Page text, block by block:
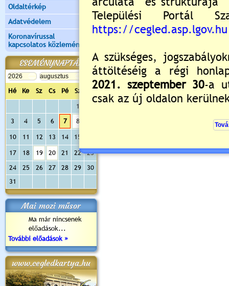
Oldaltérkép
Adatvédelem
Koronavírussal
kapcsolatos közlemények
ESEMÉNYNAPTÁR
Hé Ke Sz Cs Pé Sz
Va
1
3
4 5 6 7 8
10 11 12 13 14 15
17 18 19 20 21 22
23
24
25 26 27 28 29
30
31
Mai mozi műsor
Ma már nincsenek
előadások...
További előadások »
www.cegledkartya.hu
Új hozzászólás:
Kérjük jelentkezzen be,